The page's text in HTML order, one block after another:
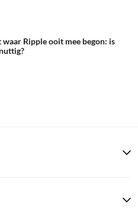
Ripple ooit mee begon: is